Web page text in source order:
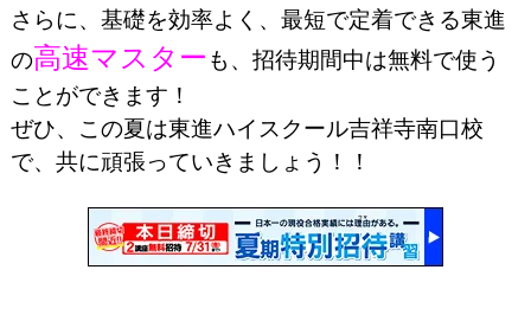
さらに、基礎を効率よく、最短で定着できる東進
の高速マスター も、招待期間中は無料で使う
ことができます！
ぜひ、この夏は東進ハイスクール吉祥寺南口校
で、共に頑張っていきましょう！！